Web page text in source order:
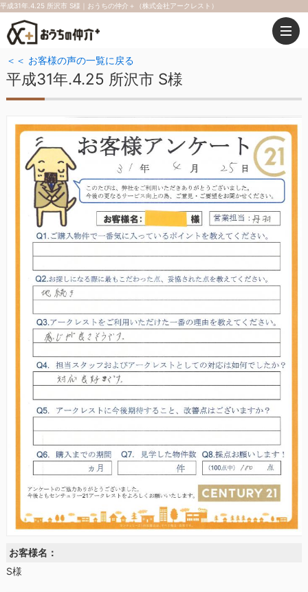
平成31年.4.25 所沢市 S様｜おうちの仲介＋（株式会社アークレスト）
＜＜ お客様の声の一覧に戻る
平成31年.4.25 所沢市 S様
お客様名：
S様